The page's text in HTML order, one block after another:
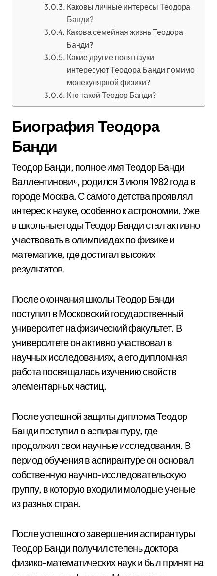
Каковы личные интересы Теодора
Банди?
Какова семейная жизнь Теодора
Банди?
Какие другие поля науки
интересуют Теодора Банди помимо
молекулярной физики?
Кто такой Теодор Банди?
Биография Теодора
Банди
Теодор Банди, полное имя Теодор Банди
Валлентинович, родился 3 июля 1982 года в
городе Москва. С самого детства проявлял
интерес к науке, особенно к астрономии. Уже
в школьные годы Теодор Банди стал активно
участвовать в олимпиадах по физике и
математике, где достигал высоких
результатов.
После окончания школы Теодор Банди
поступил в Московский государственный
университет на физический факультет. В
университете он активно участвовал в
научных исследованиях, а его дипломная
работа посвящалась изучению свойств
элементарных частиц.
После успешной защиты диплома Теодор
Банди поступил в аспирантуру, где
продолжил свои научные исследования. В
период обучения в аспирантуре он основал
собственную научно-исследовательскую
группу, в которую входили молодые ученые
из разных стран.
После успешного завершения аспирантуры
Теодор Банди получил степень доктора
физико-математических наук и был принят на